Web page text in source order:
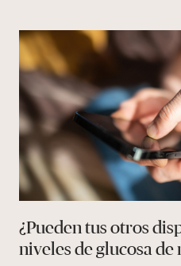
¿Pueden tus otros
niveles de glucosa de